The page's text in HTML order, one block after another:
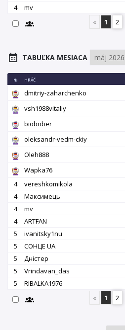
4
mv
«
1 2
TABUĽKA MESIACA
№ HRÁČ
dmitriy-zaharchenko
vsh1988vitaliy
biobober
oleksandr-vedm-ckiy
Oleh888
Wapka76
4
vereshkomikola
4
Максимець
4
mv
4
ARTFAN
5
ivanitsky1nu
5
СОНЦЕ UA
5
Дністер
5
Vrindavan_das
5
RIBALKA1976
«
1 2